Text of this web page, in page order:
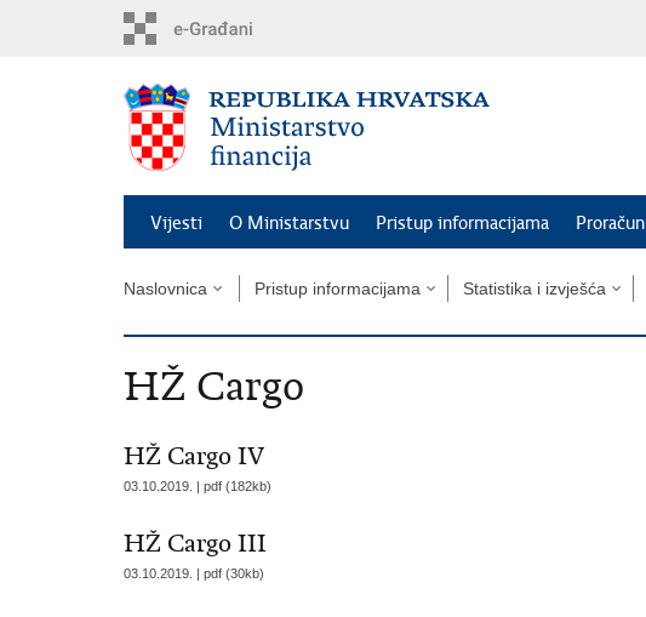
Vijesti O Ministarstvu Pristup informacijama Proračun
Naslovnica Pristup informacijama Statistika i izvješća
HŽ Cargo
HŽ Cargo IV
03.10.2019. | pdf (182kb)
HŽ Cargo III
03.10.2019. | pdf (30kb)